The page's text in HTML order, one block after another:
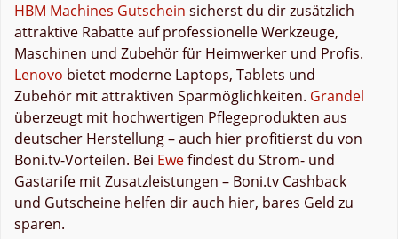
HBM Machines Gutschein sicherst du dir zusätzlich
attraktive Rabatte auf professionelle Werkzeuge,
Maschinen und Zubehör für Heimwerker und Profis.
Lenovo bietet moderne Laptops, Tablets und
Zubehör mit attraktiven Sparmöglichkeiten. Grandel
überzeugt mit hochwertigen Pflegeprodukten aus
deutscher Herstellung – auch hier profitierst du von
Boni.tv-Vorteilen. Bei Ewefindest du Strom- und
Gastarife mit Zusatzleistungen – Boni.tv Cashback
und Gutscheine helfen dir auch hier, bares Geld zu
sparen.